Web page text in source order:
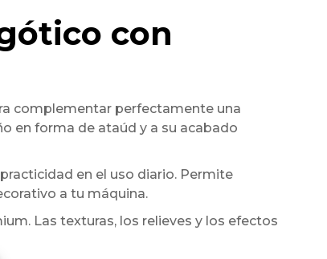
con
complementar perfectamente una
en forma de ataúd y a su acabado
en el uso diario. Permite
a tu máquina.
Las texturas, los relieves y los efectos